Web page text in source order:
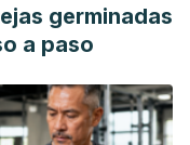
germinadas
a paso